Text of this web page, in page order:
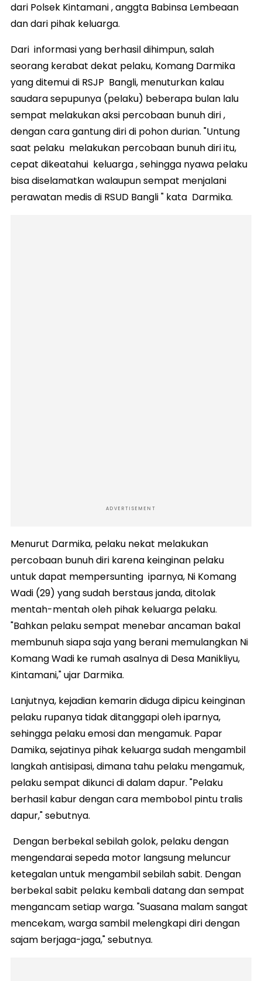
dari Polsek Kintamani , anggta Babinsa Lembeaan
dan dari pihak keluarga.
Dari informasi yang berhasil dihimpun, salah
seorang kerabat dekat pelaku, Komang Darmika
yang ditemui di RSJP Bangli, menuturkan kalau
saudara sepupunya (pelaku) beberapa bulan lalu
sempat melakukan aksi percobaan bunuh diri ,
dengan cara gantung diri di pohon durian. "Untung
saat pelaku melakukan percobaan bunuh diri itu,
cepat dikeatahui keluarga , sehingga nyawa pelaku
bisa diselamatkan walaupun sempat menjalani
perawatan medis di RSUD Bangli " kata Darmika.
ADVERTISEMENT
Menurut Darmika, pelaku nekat melakukan
percobaan bunuh diri karena keinginan pelaku
untuk dapat mempersunting iparnya, Ni Komang
Wadi (29) yang sudah berstaus janda, ditolak
mentah-mentah oleh pihak keluarga pelaku.
"Bahkan pelaku sempat menebar ancaman bakal
membunuh siapa saja yang berani memulangkan Ni
Komang Wadi ke rumah asalnya di Desa Manikliyu,
Kintamani," ujar Darmika.
Lanjutnya, kejadian kemarin diduga dipicu keinginan
pelaku rupanya tidak ditanggapi oleh iparnya,
sehingga pelaku emosi dan mengamuk. Papar
Damika, sejatinya pihak keluarga sudah mengambil
langkah antisipasi, dimana tahu pelaku mengamuk,
pelaku sempat dikunci di dalam dapur. "Pelaku
berhasil kabur dengan cara membobol pintu tralis
dapur," sebutnya.
Dengan berbekal sebilah golok, pelaku dengan
mengendarai sepeda motor langsung meluncur
ketegalan untuk mengambil sebilah sabit. Dengan
berbekal sabit pelaku kembali datang dan sempat
mengancam setiap warga. "Suasana malam sangat
mencekam, warga sambil melengkapi diri dengan
sajam berjaga-jaga," sebutnya.